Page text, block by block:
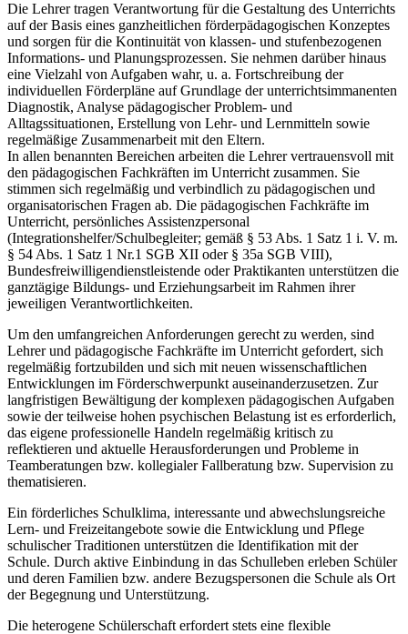
Die Lehrer tragen Verantwortung für die Gestaltung des Unterrichts
auf der Basis eines ganzheitlichen förderpädagogischen Konzeptes
und sorgen für die Kontinuität von klassen- und stufenbezogenen
Informations- und Planungsprozessen. Sie nehmen darüber hinaus
eine Vielzahl von Aufgaben wahr, u. a. Fortschreibung der
individuellen Förderpläne auf Grundlage der unterrichtsimmanenten
Diagnostik, Analyse pädagogischer Problem- und
Alltagssituationen, Erstellung von Lehr- und Lernmitteln sowie
regelmäßige Zusammenarbeit mit den Eltern.
In allen benannten Bereichen arbeiten die Lehrer vertrauensvoll mit
den pädagogischen Fachkräften im Unterricht zusammen. Sie
stimmen sich regelmäßig und verbindlich zu pädagogischen und
organisatorischen Fragen ab. Die pädagogischen Fachkräfte im
Unterricht, persönliches Assistenzpersonal
(Integrationshelfer/Schulbegleiter; gemäß § 53 Abs. 1 Satz 1 i. V. m.
§ 54 Abs. 1 Satz 1 Nr.1 SGB XII oder § 35a SGB VIII),
Bundesfreiwilligendienstleistende oder Praktikanten unterstützen die
ganztägige Bildungs- und Erziehungsarbeit im Rahmen ihrer
jeweiligen Verantwortlichkeiten.
Um den umfangreichen Anforderungen gerecht zu werden, sind
Lehrer und pädagogische Fachkräfte im Unterricht gefordert, sich
regelmäßig fortzubilden und sich mit neuen wissenschaftlichen
Entwicklungen im Förderschwerpunkt auseinanderzusetzen. Zur
langfristigen Bewältigung der komplexen pädagogischen Aufgaben
sowie der teilweise hohen psychischen Belastung ist es erforderlich,
das eigene professionelle Handeln regelmäßig kritisch zu
reflektieren und aktuelle Herausforderungen und Probleme in
Teamberatungen bzw. kollegialer Fallberatung bzw. Supervision zu
thematisieren.
Ein förderliches Schulklima, interessante und abwechslungsreiche
Lern- und Freizeitangebote sowie die Entwicklung und Pflege
schulischer Traditionen unterstützen die Identifikation mit der
Schule. Durch aktive Einbindung in das Schulleben erleben Schüler
und deren Familien bzw. andere Bezugspersonen die Schule als Ort
der Begegnung und Unterstützung.
Die heterogene Schülerschaft erfordert stets eine flexible